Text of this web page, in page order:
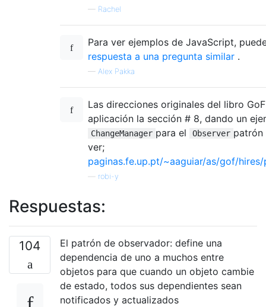
— Rachel
Para ver ejemplos de JavaScript,
respuesta a una pregunta similar .
— Alex Pakka
Las direcciones originales del libro
aplicación la sección # 8, dando un
ChangeManager para el Observer
ver;
paginas.fe.up.pt/~aaguiar/as/gof/
robi-y
Respuestas:
104
El patrón de observador: define una
dependencia de uno a muchos entre
objetos para que cuando un objeto cambie
de estado, todos sus dependientes sean
notificados y actualizados